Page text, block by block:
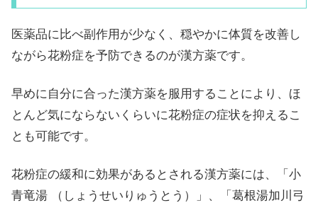
医薬品に比べ副作用が少なく、穏やかに体質を改善し
ながら花粉症を予防できるのが漢方薬です。
早めに自分に合った漢方薬を服用することにより、ほ
とんど気にならないくらいに花粉症の症状を抑えるこ
とも可能です。
花粉症の緩和に効果があるとされる漢方薬には、「小
青竜湯 （しょうせいりゅうとう）」、「葛根湯加川弓